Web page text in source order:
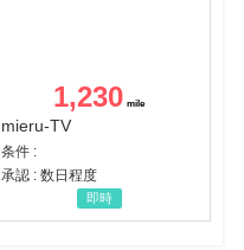
1,230
mieru-TV
条件 :
承認 : 数日程度
即時